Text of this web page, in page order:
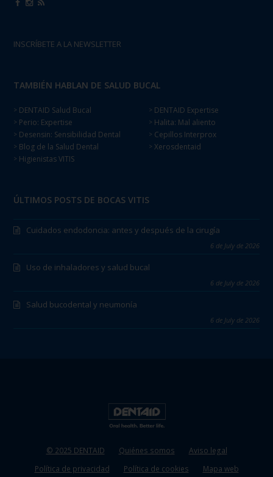
INSCRÍBETE A LA NEWSLETTER
TAMBIÉN HABLAN DE SALUD BUCAL
> DENTAID Salud Bucal
> Perio: Expertise
> Desensin: Sensibilidad Dental
> Blog de la Salud Dental
> Higienistas VITIS
> DENTAID Expertise
> Halita: Mal aliento
> Cepillos Interprox
> Xerosdentaid
ÚLTIMOS POSTS DE BOCAS VITIS
Cuidados endodoncia: antes y después de la cirugía
6 de July de 2026
Uso de inhaladores y salud bucal
6 de July de 2026
Salud bucodental y neumonía
6 de July de 2026
© 2025 DENTAID Quiénes somos
Aviso legal
Política de privacidad
Política de cookies Mapa web